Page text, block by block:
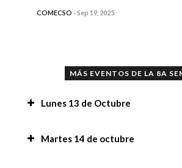
COMECSO -Sep 19, 2025
MÁS EVENTOS DE LA 8A
Lunes 13 de Octubre
Inteligencia Artificial en la
Martes 14 de octubre